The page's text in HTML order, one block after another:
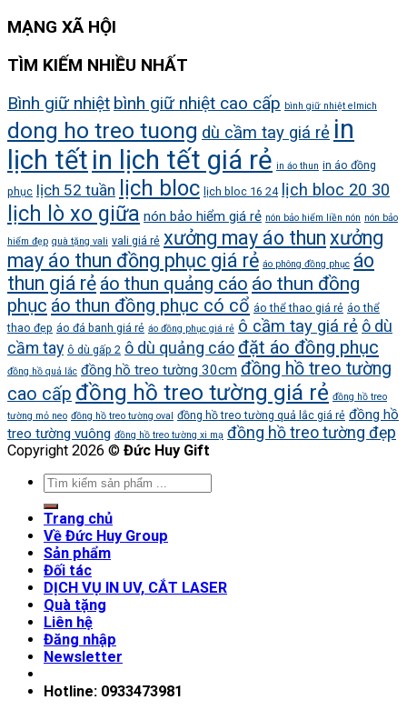
MẠNG XÃ HỘI
TÌM KIẾM NHIỀU NHẤT
Bình giữ nhiệt bình giữ nhiệt cao cấp bình giữ nhiệt elmich
dong ho treo tuong dù cầm tay giá rẻ in
lịch tết in lịch tết giá rẻ in áo thun in áo đồng
phục lịch 52 tuần lịch bloc lịch bloc 16 24 lịch bloc 20 30
lịch lò xo giữa nón bảo hiểm giá rẻ nón bảo hiểm liền nón nón bảo
hiểm đẹp quà tặng vali vali giá rẻ xưởng may áo thun xưởng
may áo thun đồng phục giá rẻ áo phông đồng phục áo
thun giá rẻ áo thun quảng cáo áo thun đồng
phục áo thun đồng phục có cổ áo thể thao giá rẻ áo thể
thao đẹp áo đá banh giá rẻ áo đồng phục giá rẻ ô cầm tay giá rẻ ô dù
cầm tay ô dù gấp 2 ô dù quảng cáo đặt áo đồng phục
đồng hồ quả lắc đồng hồ treo tường 30cm đồng hồ treo tường
cao cấp đồng hồ treo tường giá rẻ đồng hồ treo
tường mỏ neo đồng hồ treo tường oval đồng hồ treo tường quả lắc giá rẻ đồng hồ
treo tường vuông đồng hồ treo tường xi mạ đồng hồ treo tường đẹp
Copyright 2026 © Đức Huy Gift
Trang chủ
Về Đức Huy Group
Sản phẩm
Đối tác
DỊCH VỤ IN UV, CẮT LASER
Quà tặng
Liên hệ
Đăng nhập
Newsletter
Hotline: 0933473981